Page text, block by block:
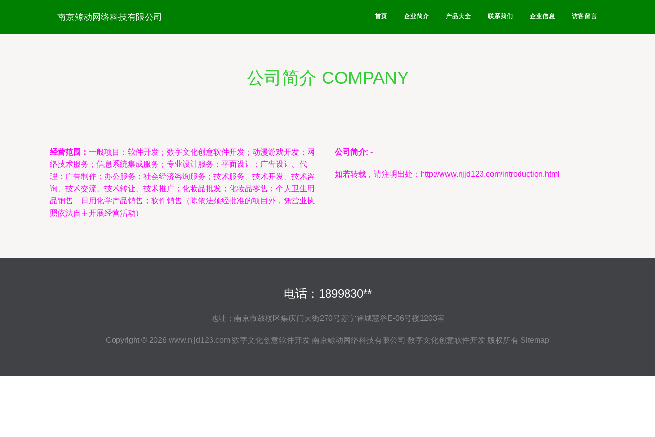
南京鲸动网络科技有限公司 首页 企业简介 产品大全 联系我们 企业信息 访客留言
公司简介 COMPANY
经营范围： 一般项目：软件开发；数字文化创意软件开发；动漫游戏开发；网
络技术服务；信息系统集成服务；专业设计服务；平面设计；广告设计、代
理；广告制作；办公服务；社会经济咨询服务；技术服务、技术开发、技术咨
询、技术交流、技术转让、技术推广；化妆品批发；化妆品零售；个人卫生用
品销售；日用化学产品销售；软件销售（除依法须经批准的项目外，凭营业执
照依法自主开展经营活动）
公司简介: -
如若转载，请注明出处：http://www.njjd123.com/introduction.html
电话：1899830**
地址：南京市鼓楼区集庆门大街270号苏宁睿城慧谷E-06号楼1203室
Copyright © 2026 www.njjd123.com 数字文化创意软件开发 南京鲸动网络科技有限公司 数字文化创意软件开发 版权所有 Sitemap